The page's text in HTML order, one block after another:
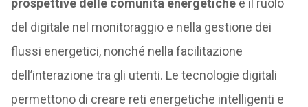
prospettive delle comunità energetichee il ruolo
del digitale nel monitoraggio e nella gestione dei
flussi energetici, nonché nella facilitazione
dell’interazione tra gli utenti. Le tecnologie digitali
permettono di creare reti energetiche intelligenti e